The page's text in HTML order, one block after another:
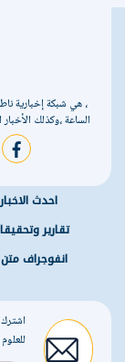
، هي شبكة إخبارية
الساعة ،وكذلك الأخبار
احدث الاخبار
تقارير
انفوجراف متن